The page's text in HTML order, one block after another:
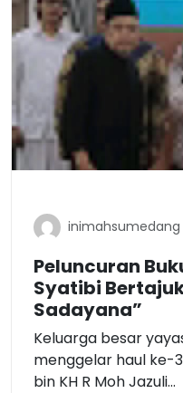
inimahsumedang
Peluncuran
Syatibi
Sadayana”
Keluarga besar
menggelar haul ke-
bin KH R Moh Jazuli...